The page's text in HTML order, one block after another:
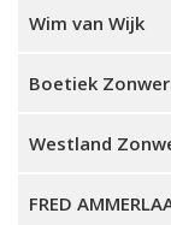
Wim van Wijk
Boetiek
Westland
FRED